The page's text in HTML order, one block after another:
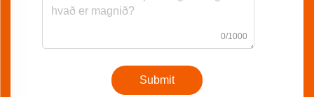
0/1000
Submit